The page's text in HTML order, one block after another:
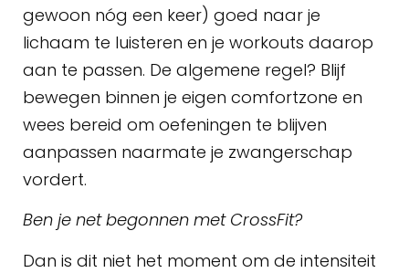
gewoon nóg een keer) goed naar je
lichaam te luisteren en je workouts daarop
aan te passen. De algemene regel? Blijf
bewegen binnen je eigen comfortzone en
wees bereid om oefeningen te blijven
aanpassen naarmate je zwangerschap
vordert.
Ben je net begonnen met CrossFit?
Dan is dit niet het moment om de intensiteit